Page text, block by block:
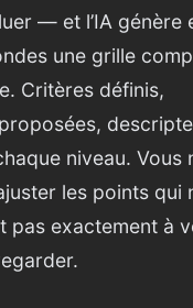
— et l’IA génère
une grille
Critères définis,
niveau. Vous
les points qui
pas exactement à